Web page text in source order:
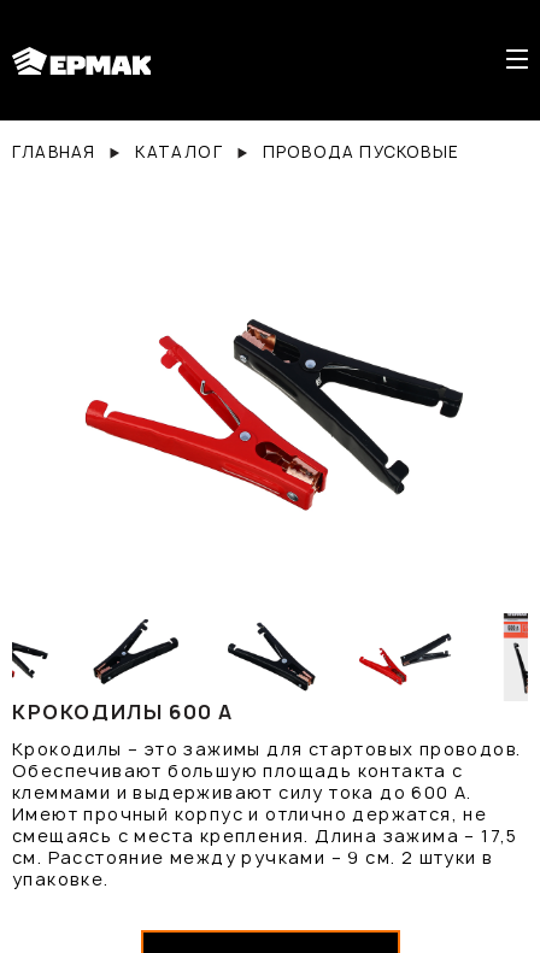
ГЛАВНАЯ КАТАЛОГ ПРОВОДА ПУСКОВЫЕ
КРОКОДИЛЫ 600 А
Крокодилы – это зажимы для стартовых проводов.
Обеспечивают большую площадь контакта с
клеммами и выдерживают силу тока до 600 А.
Имеют прочный корпус и отлично держатся, не
смещаясь с места крепления. Длина зажима – 17,5
см. Расстояние между ручками – 9 см. 2 штуки в
упаковке.